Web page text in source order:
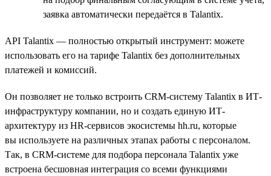
заявка автоматически передаётся в Talantix.
API Talantix — полностью открытый инструмент: можете
использовать его на тарифе Talantix без дополнительных
платежей и комиссий.
Он позволяет не только встроить CRM-систему Talantix в ИТ-
инфраструктуру компании, но и создать единую ИТ-
архитектуру из HR-сервисов экосистемы hh.ru, которые
вы используете на различных этапах работы с персоналом.
Так, в CRM-системе для подбора персонала Talantix уже
встроена бесшовная интеграция со всеми функциями